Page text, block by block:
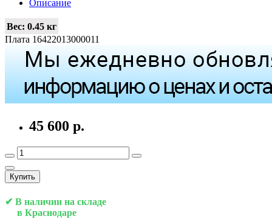
Описание
Вес: 0.45 кг
Плата 16422013000011
45 600 р.
Купить
✔ В наличии на складе
в Краснодаре